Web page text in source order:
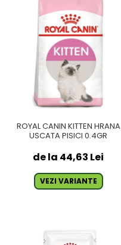
ROYAL CANIN KITTEN HRANA
USCATA PISICI 0.4GR
de la 44,63 Lei
VEZI VARIANTE